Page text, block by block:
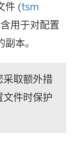
件 (tsm
用于对配置
本。
采取额外措
文件时保护